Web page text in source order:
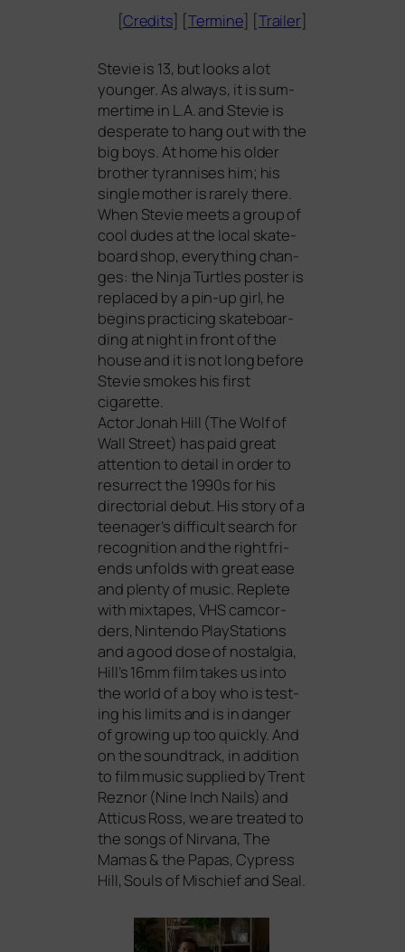
[Credits] [Termine] [Trailer]
Stevie is 13, but looks a lot
youn­ger. As always, it is sum­
mer­ti­me in L.A. and Stevie is
despe­ra­te to hang out with the
big boys. At home his older
brot­her tyran­ni­s­es him; his
sin­gle mother is rare­ly the­re.
When Stevie meets a group of
cool dudes at the local skate­
board shop, ever­y­thing chan­
ges: the Ninja Turtles pos­ter is
repla­ced by a pin-up girl, he
beg­ins prac­ti­cing skate­boar­
ding at night in front of the
house and it is not long befo­re
Stevie smo­kes his first
cigarette.
Actor Jonah Hill (The Wolf of
Wall Street) has paid gre­at
atten­ti­on to detail in order to
resur­rect the 1990s for his
direc­to­ri­al debut. His sto­ry of a
teenager’s dif­fi­cult search for
reco­gni­ti­on and the right fri­
ends unfolds with gre­at ease
and ple­nty of music. Replete
with mix­tapes, VHScam­cor­
ders, Nintendo PlayStations
and a good dose of nost­al­gia,
Hill’s 16mm film takes us into
the world of a boy who is test­
ing his limits and is in dan­ger
of gro­wing up too quick­ly. And
on the sound­track, in addi­ti­on
to film music sup­pli­ed by Trent
Reznor (Nine Inch Nails) and
Atticus Ross, we are trea­ted to
the songs of Nirvana, The
Mamas&the Papas, Cypress
Hill, Souls of Mischief and Seal.